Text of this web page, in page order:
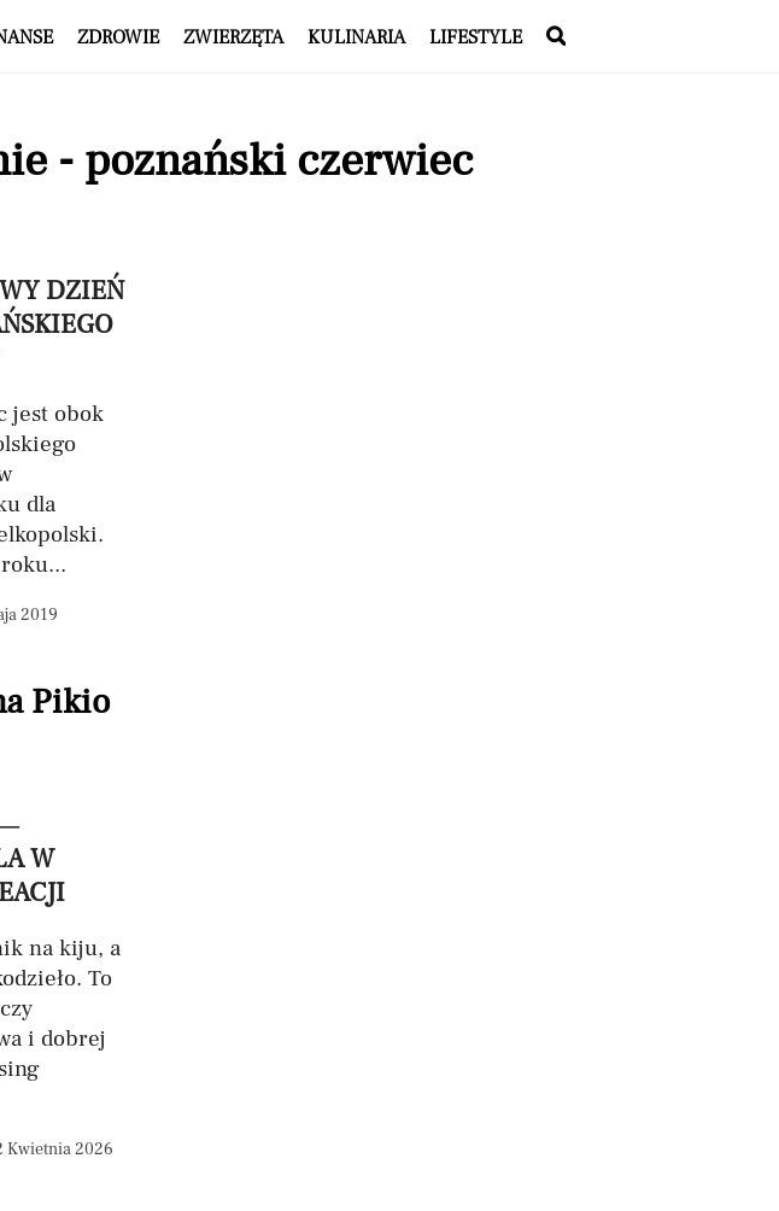
ZDROWIE ZWIERZĘTA KULINARIA LIFESTYLE
- poznański czerwiec
DZIEŃ
jest obok
dla
2019
Pikio
W
na kiju, a
To
i dobrej
Kwietnia 2026